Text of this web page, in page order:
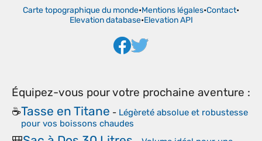
Carte topographique du monde•Mentions légales•Contact•
Elevation database•Elevation API
Équipez-vous pour votre prochaine aventure :
☕Tasse en Titane - Légèreté absolue et robustesse
pour vos boissons chaudes